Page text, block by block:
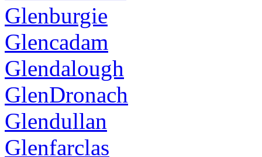
Glenburgie
Glencadam
Glendalough
GlenDronach
Glendullan
Glenfarclas